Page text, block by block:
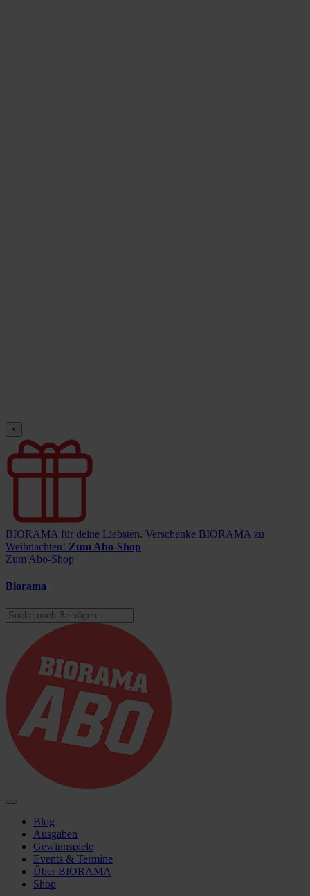
×
BIORAMA für deine Liebsten. Verschenke BIORAMA zu
Weihnachten! Zum Abo-Shop
Zum Abo-Shop
Biorama
Blog
Ausgaben
Gewinnspiele
Events & Termine
Über BIORAMA
Shop